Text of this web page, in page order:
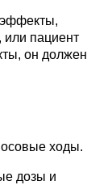
или пациент
он должен
ходы.
дозы и